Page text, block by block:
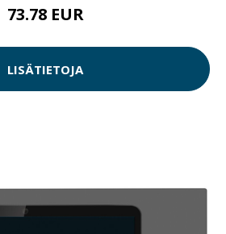
73.78 EUR
LISÄTIETOJA